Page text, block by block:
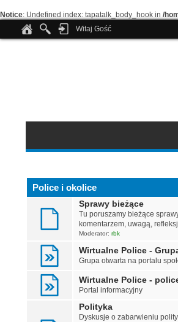
Notice: Undefined index: tapatalk_body_hook in /
Witaj Gość
Police i okolice
Sprawy bieżące
Tu poruszamy bieżące
komentarzem, uwagą,
Moderator: rbk
Wirtualne Police -
Grupa otwarta na portalu
Wirtualne Police -
Portal informacyjny
Polityka
Dyskusje o zabarwieniu